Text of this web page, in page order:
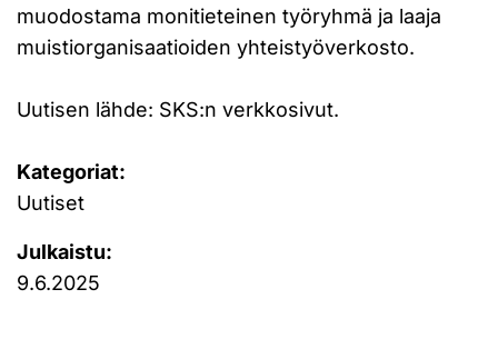
muodostama monitieteinen työryhmä ja laaja
muistiorganisaatioiden yhteistyöverkosto.
Uutisen lähde: SKS:n verkkosivut.
Kategoriat:
Uutiset
Julkaistu:
9.6.2025